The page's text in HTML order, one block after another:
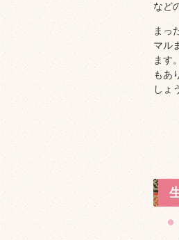
など
まっ
マル
ます
もあ
しょ